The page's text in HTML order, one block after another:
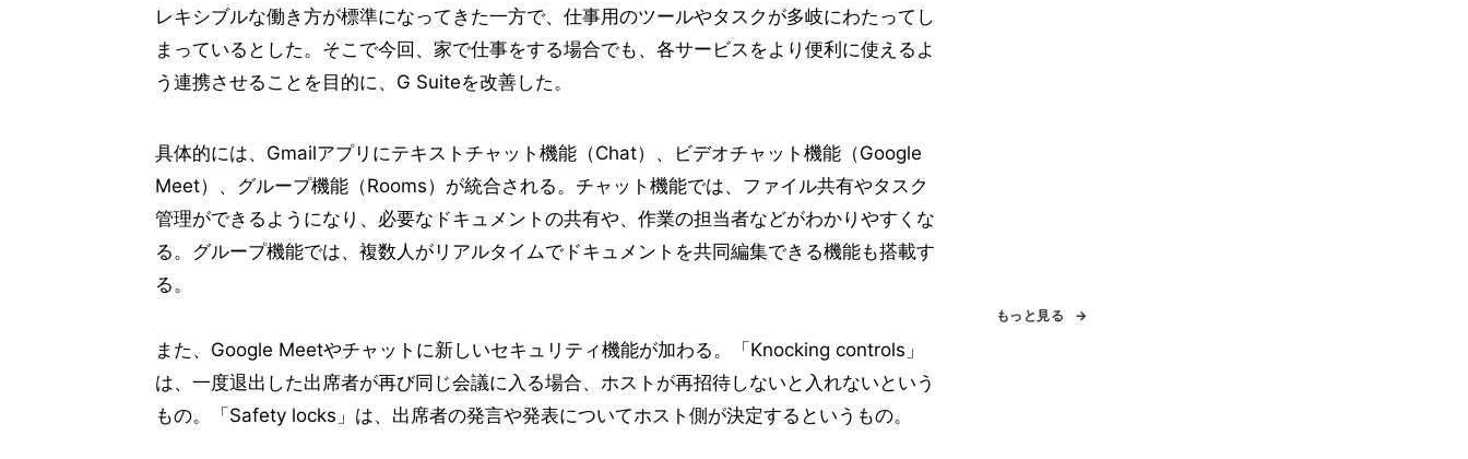
レキシブルな働き方が標準になってきた一方で、仕事用のツールやタスクが多岐にわたってし
まっているとした。そこで今回、家で仕事をする場合でも、各サービスをより便利に使えるよ
う連携させることを目的に、G Suiteを改善した。
具体的には、Gmailアプリにテキストチャット機能（Chat）、ビデオチャット機能（Google
Meet）、グループ機能（Rooms）が統合される。チャット機能では、ファイル共有やタスク
管理ができるようになり、必要なドキュメントの共有や、作業の担当者などがわかりやすくな
る。グループ機能では、複数人がリアルタイムでドキュメントを共同編集できる機能も搭載す
る。
また、Google Meetやチャットに新しいセキュリティ機能が加わる。「Knocking controls」
は、一度退出した出席者が再び同じ会議に入る場合、ホストが再招待しないと入れないという
もの。「Safety locks」は、出席者の発言や発表についてホスト側が決定するというもの。
もっと見る